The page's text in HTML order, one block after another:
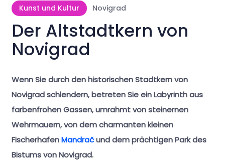
Kunst und Kultur Novigrad
Der Altstadtkern von
Novigrad
Wenn Sie durch den historischen Stadtkern von
Novigrad schlendern, betreten Sie ein Labyrinth aus
farbenfrohen Gassen, umrahmt von steinernen
Wehrmauern, von dem charmanten kleinen
FischerhafenMandračund dem prächtigen Park des
Bistums von Novigrad.